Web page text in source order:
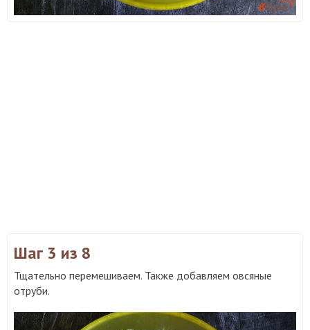
Шаг 3 из 8
Тщательно перемешиваем. Также добавляем овсяные
отруби.